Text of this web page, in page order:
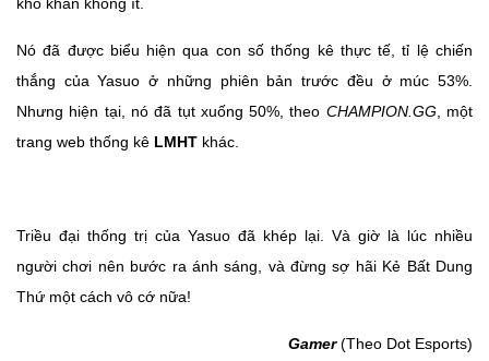
Nó đã được biểu hiện qua con số thống kê thực tế, tỉ lệ chiến
thắng của Yasuo ở những phiên bản trước đều ở múc 53%.
Nhưng hiện tại, nó đã tụt xuống 50%, theo CHAMPION.GG, một
trang web thống kê LMHT khác.
Triều đại thống trị của Yasuo đã khép lại. Và giờ là lúc nhiều
người chơi nên bước ra ánh sáng, và đừng sợ hãi Kẻ Bất Dung
Thứ một cách vô cớ nữa!
Gamer(Theo Dot Esports)